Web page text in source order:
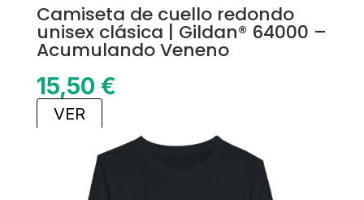
Camiseta de cuello redondo
unisex clásica | Gildan® 64000 –
Acumulando Veneno
15,50 €
VER